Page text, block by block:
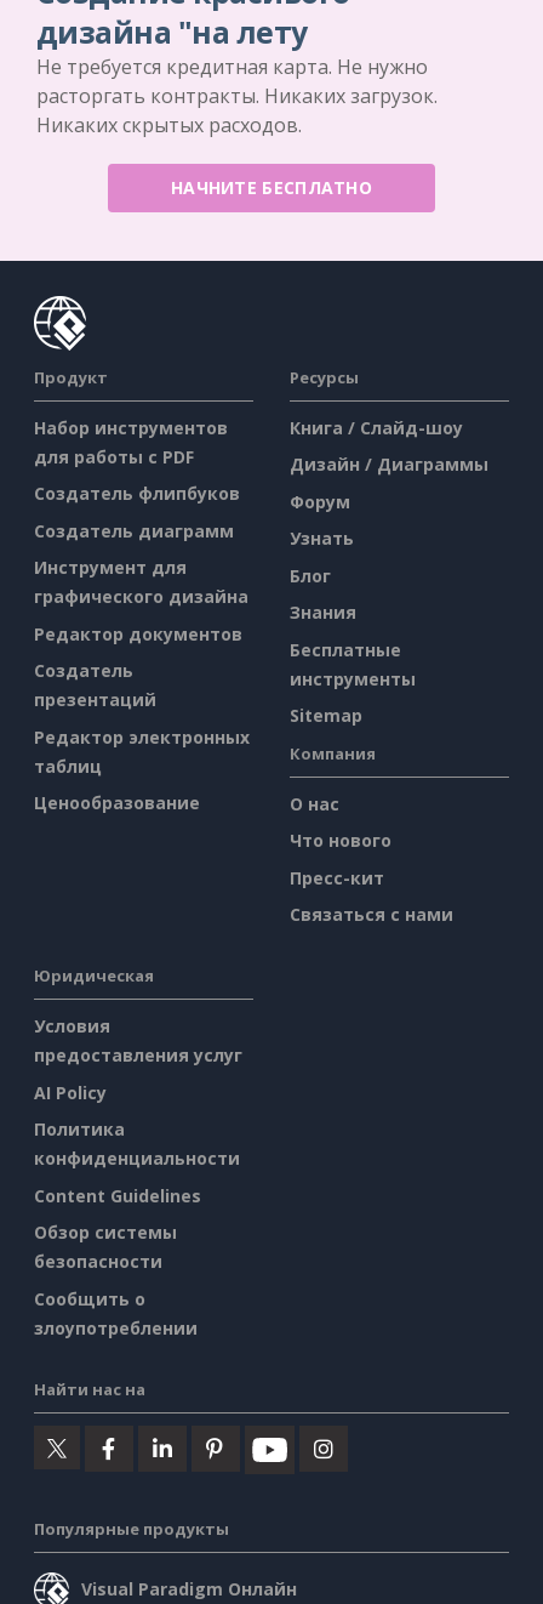
дизайна "на лету
Не требуется кредитная карта. Не нужно
расторгать контракты. Никаких загрузок.
Никаких скрытых расходов.
НАЧНИТЕ БЕСПЛАТНО
Продукт
Набор инструментов
для работы с PDF
Создатель флипбуков
Создатель диаграмм
Инструмент для
графического дизайна
Редактор документов
Создатель
презентаций
Редактор электронных
таблиц
Ценообразование
Ресурсы
Книга / Слайд-шоу
Дизайн / Диаграммы
Форум
Узнать
Блог
Знания
Бесплатные
инструменты
Sitemap
Компания
О нас
Что нового
Пресс-кит
Связаться с нами
Юридическая
Условия
предоставления услуг
AI Policy
Политика
конфиденциальности
Content Guidelines
Обзор системы
безопасности
Сообщить о
злоупотреблении
Найти нас на
Популярные продукты
Visual Paradigm Онлайн